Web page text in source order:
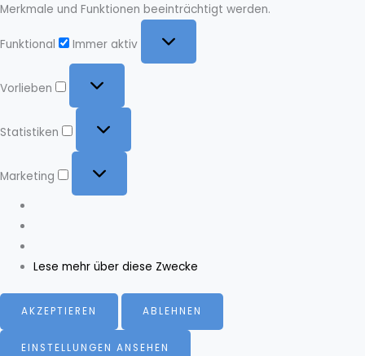
Merkmale und Funktionen beeinträchtigt werden.
Funktional
Immer aktiv
Vorlieben
Statistiken
Marketing
Lese mehr über diese Zwecke
AKZEPTIEREN ABLEHNEN
EINSTELLUNGEN ANSEHEN